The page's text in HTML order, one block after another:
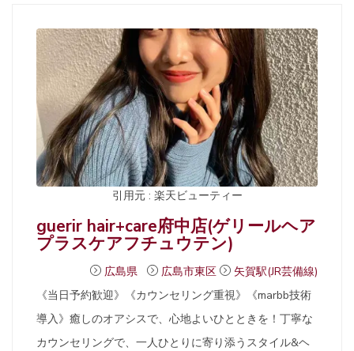
引用元 : 楽天ビューティー
guerir hair+care府中店(ゲリールヘア
プラスケアフチュウテン)
広島県 広島市東区
矢賀駅(JR芸備線)
《当日予約歓迎》《カウンセリング重視》《marbb技術
導入》癒しのオアシスで、心地よいひとときを！丁寧な
カウンセリングで、一人ひとりに寄り添うスタイル&ヘ